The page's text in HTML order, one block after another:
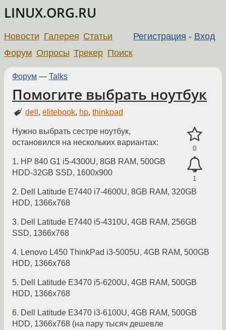
LINUX.ORG.RU
Регистрация - Вход
Новости Галерея Статьи
Форум Опросы Трекер Поиск
Форум — Talks
Помогите выбрать ноутбук
dell ,elitebook, hp,thinkpad
0
1
Нужно выбрать сестре ноутбук,
остановился на нескольких вариантах:
1. HP 840 G1 i5-4300U, 8GB RAM, 500GB
HDD-32GB SSD, 1600x900
2. Dell Latitude E7440 i7-4600U, 8GB RAM, 320GB
HDD, 1366x768
3. Dell Latitude E7440 i5-4310U, 4GB RAM, 256GB
SSD, 1366x768
4. Lenovo L450 ThinkPad i3-5005U, 4GB RAM, 500GB
HDD, 1366x768
5. Dell Latitude E3470 i5-6200U, 4GB RAM, 500GB
HDD, 1366x768
6. Dell Latitude E3470 i3-6100U, 4GB RAM, 500GB
HDD, 1366x768 (на пару тысяч дешевле